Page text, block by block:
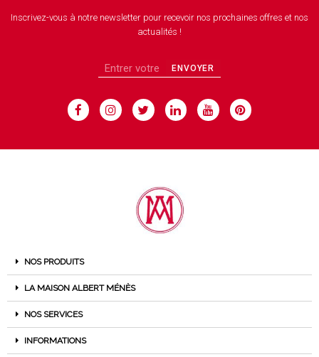
Inscrivez-vous à notre newsletter pour recevoir nos prochaines offres et nos
actualités !
ENVOYER
NOS PRODUITS
LA MAISON ALBERT MÉNÈS
NOS SERVICES
INFORMATIONS